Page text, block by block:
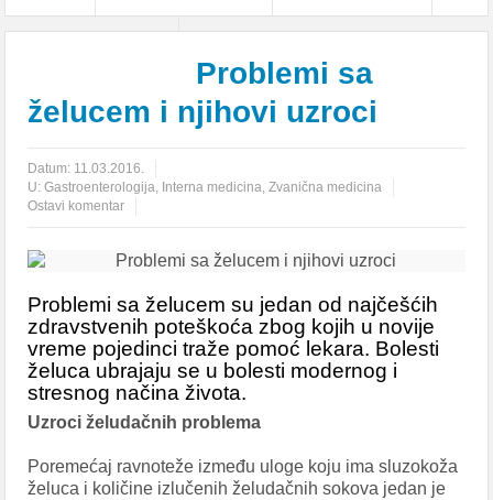
Problemi sa
želucem i njihovi uzroci
Datum: 11.03.2016.
U:Gastroenterologija, Interna medicina,Zvanična medicina
Ostavi komentar
Problemi sa želucem su jedan od najčešćih
zdravstvenih poteškoća zbog kojih u novije
vreme pojedinci traže pomoć lekara. Bolesti
želuca ubrajaju se u bolesti modernog i
stresnog načina života.
Uzroci želudačnih problema
Poremećaj ravnoteže između uloge koju ima sluzokoža
želuca i količine izlučenih želudačnih sokova jedan je